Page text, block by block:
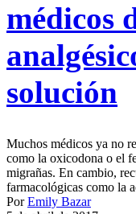
médicos
solución
Muchos médicos ya no
como la oxicodona o el
migrañas. En cambio,
farmacológicas como la
PorEmily Bazar